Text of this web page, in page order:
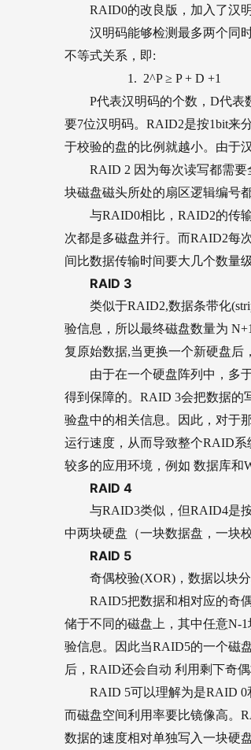
RAID0的改良版，加入了汉
汉明码能够检测最多两个同
不等式关系，即:
1. 2^P ≥ P + D +1
P代表汉明码的个数，D代表
要7位汉明码。RAID2是按1bit来
于校验的盘的比例就越小。由于
RAID 2 因为每次读写都需
块磁盘磁头所处的扇区逻辑编号
与RAID0相比，RAID2的传
次都是多磁盘并行。而RAID2每
间比数据传输时间要大几个数量
RAID 3
类似于RAID2,数据条带化
验信息，所以最终磁盘数量为
复原始数据,当更换一个新硬盘后
由于在一个硬盘阵列中，多
得到保障的。RAID 3会把数据的
验盘中的相关信息。因此，对于
运行速度，从而导致整个RAID
较多的应用环境，例如 数据库和
RAID 4
与RAID3类似，但RAID4是
中两块硬盘（一块数据盘，一块
RAID 5
奇偶校验(XOR)，数据以块
RAID5把数据和相对应的奇
储于不同的磁盘上，其中任意N-
验信息。因此当RAID5的一个磁
后，RAID还会自动 利用剩下奇
RAID 5可以理解为是RAID
而磁盘空间利用率要比镜像高。
数据的速度相对单独写入一块硬